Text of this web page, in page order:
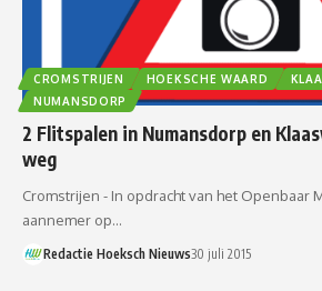
CROMSTRIJEN HOEKSCHE WAARD
NUMANSDORP
2 Flitspalen in Numansdorp en
weg
Cromstrijen - In opdracht van het Openbaar
aannemer op…
Redactie Hoeksch Nieuws30 juli 2015